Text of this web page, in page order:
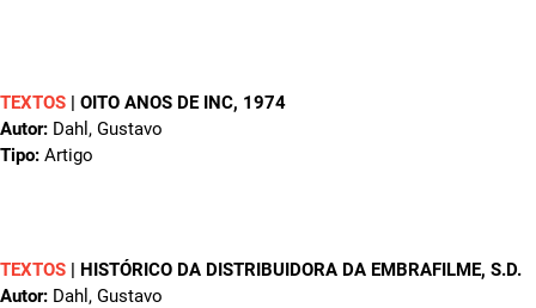
TEXTOS | OITO ANOS DE INC, 1974
Autor: Dahl, Gustavo
Tipo: Artigo
TEXTOS | HISTÓRICO DA DISTRIBUIDORA DA EMBRAFILME, S.D.
Autor: Dahl, Gustavo